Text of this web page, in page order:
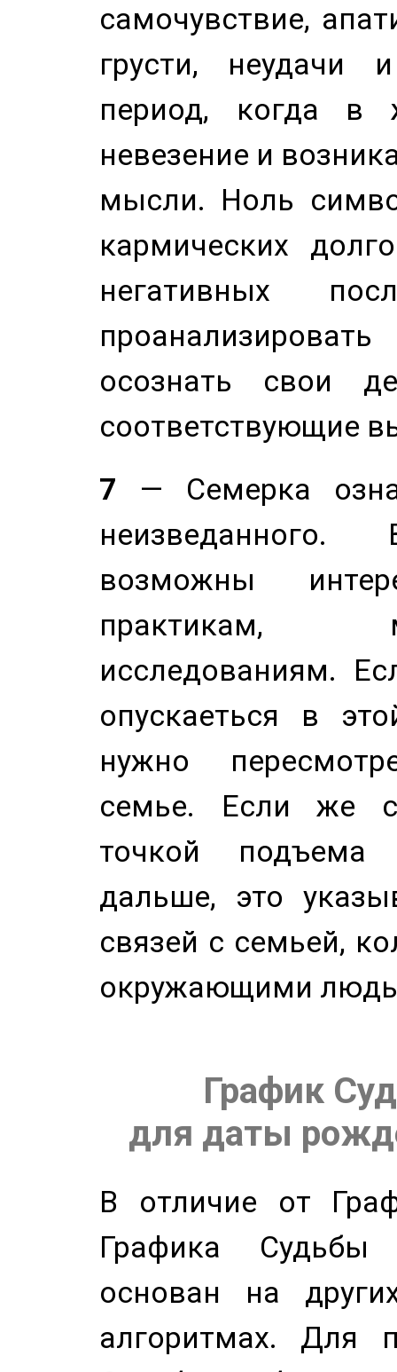
самочувствие,
грусти, неудачи
период, когда в
невезение и
мысли. Ноль
кармических
негативных
осознать свои
соответствующие
7 — Семерка
возможны
практикам,
исследованиям.
опускаеться в
нужно
семье. Если же
точкой
дальше, это
связей с семьей,
окружающими
График
для даты
В отличие от
Графика
основан на
алгоритмах. Для